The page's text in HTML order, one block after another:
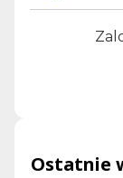
Ostatnie